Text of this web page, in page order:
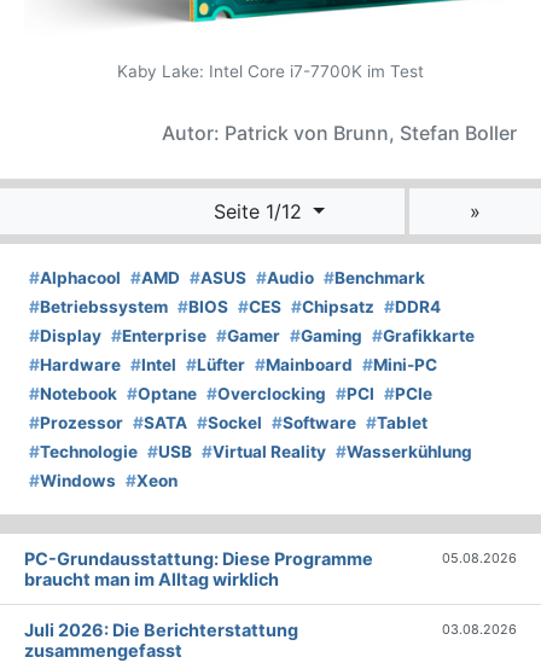
Kaby Lake: Intel Core i7-7700K im Test
Autor: Patrick von Brunn, Stefan Boller
Seite 1/12 »
#Alphacool #AMD #ASUS #Audio #Benchmark
#Betriebssystem #BIOS #CES #Chipsatz #DDR4
#Display #Enterprise #Gamer #Gaming #Grafikkarte
#Hardware #Intel #Lüfter #Mainboard #Mini-PC
#Notebook #Optane #Overclocking #PCI #PCIe
#Prozessor #SATA #Sockel #Software #Tablet
#Technologie #USB #Virtual Reality #Wasserkühlung
#Windows #Xeon
PC-Grundausstattung: Diese Programme
braucht man im Alltag wirklich
05.08.2026
Juli 2026: Die Bericht­erstattung
zusammengefasst
03.08.2026